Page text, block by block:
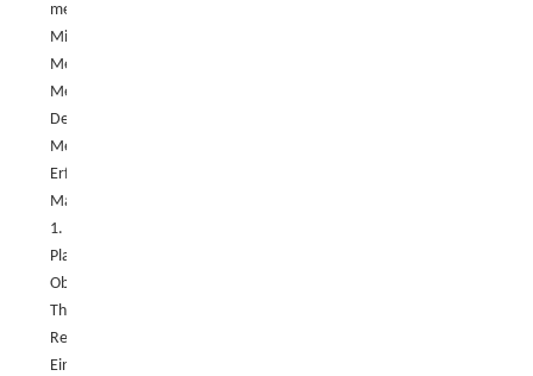
mehrfacher
Mitteldeutscher
Meister,
Medaillengewinner
Deutsche
Meisterschaften
Erfolge
Mannschaft:
1.
Platz
Oberliga
Thüringen,
Regionalliga/Bundesliga-
Einsätze